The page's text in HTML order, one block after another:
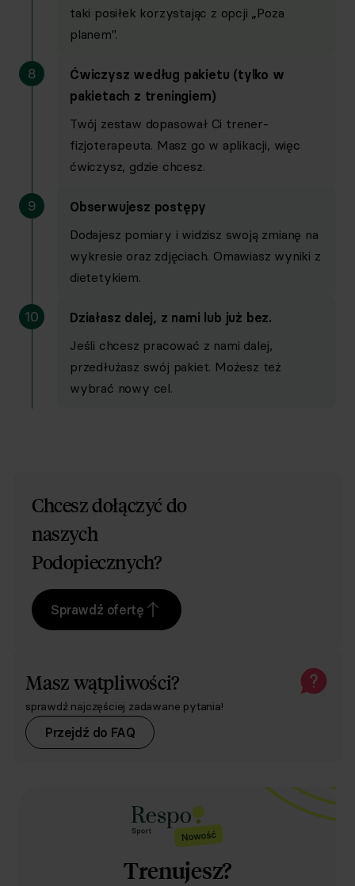
Dodawanie posiłku ze zdjęcia
Analiza zawartości lodówki
Dodatkowo
Zniżka w sklepie Centrum Respo
taki posiłek korzystając z opcji „Poza
planem".
8
Ćwiczysz według pakietu (tylko w
pakietach z treningiem)
Twój zestaw dopasował Ci trener-
fizjoterapeuta. Masz go w aplikacji, więc
ćwiczysz, gdzie chcesz.
9
Obserwujesz postępy
Dodajesz pomiary i widzisz swoją zmianę na
wykresie oraz zdjęciach. Omawiasz wyniki z
dietetykiem.
10
Działasz dalej, z nami lub już bez.
Jeśli chcesz pracować z nami dalej,
przedłużasz swój pakiet. Możesz też
wybrać nowy cel.
Chcesz dołączyć do
naszych
Podopiecznych?
Sprawdź ofertę
Masz wątpliwości?
sprawdź najczęściej zadawane pytania!
Przejdź do FAQ
Trenujesz?